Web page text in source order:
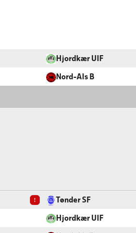
Hjordkær UIF
Nord-Als B
! Tønder SF
Hjordkær UIF